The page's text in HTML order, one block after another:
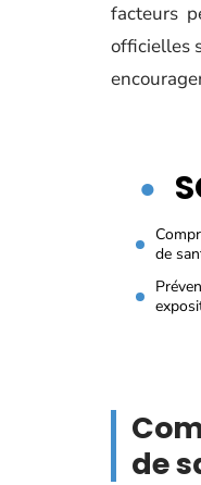
facteurs
officielles
de
de